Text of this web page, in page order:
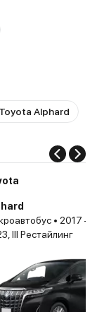
Alphard
• 2017 –
III Рестайлинг